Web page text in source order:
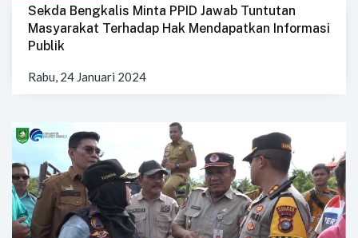
Sekda Bengkalis Minta PPID Jawab Tuntutan
Masyarakat Terhadap Hak Mendapatkan Informasi
Publik
Rabu, 24 Januari 2024